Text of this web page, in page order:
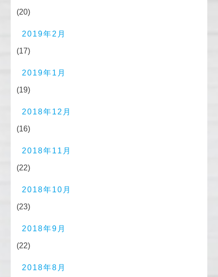
(20)
2019年2月
(17)
2019年1月
(19)
2018年12月
(16)
2018年11月
(22)
2018年10月
(23)
2018年9月
(22)
2018年8月